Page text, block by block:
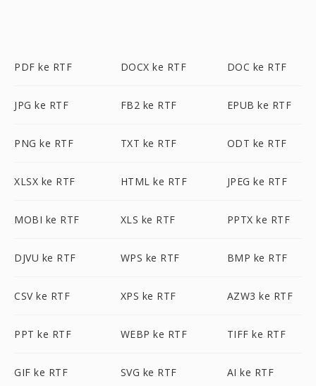
PDF ke RTF DOCX ke RTF DOC ke RTF
JPG ke RTF FB2 ke RTF EPUB ke RTF
PNG ke RTF TXT ke RTF ODT ke RTF
XLSX ke RTF HTML ke RTF JPEG ke RTF
MOBI ke RTF XLS ke RTF PPTX ke RTF
DJVU ke RTF WPS ke RTF BMP ke RTF
CSV ke RTF XPS ke RTF AZW3 ke RTF
PPT ke RTF WEBP ke RTF TIFF ke RTF
GIF ke RTF SVG ke RTF AI ke RTF